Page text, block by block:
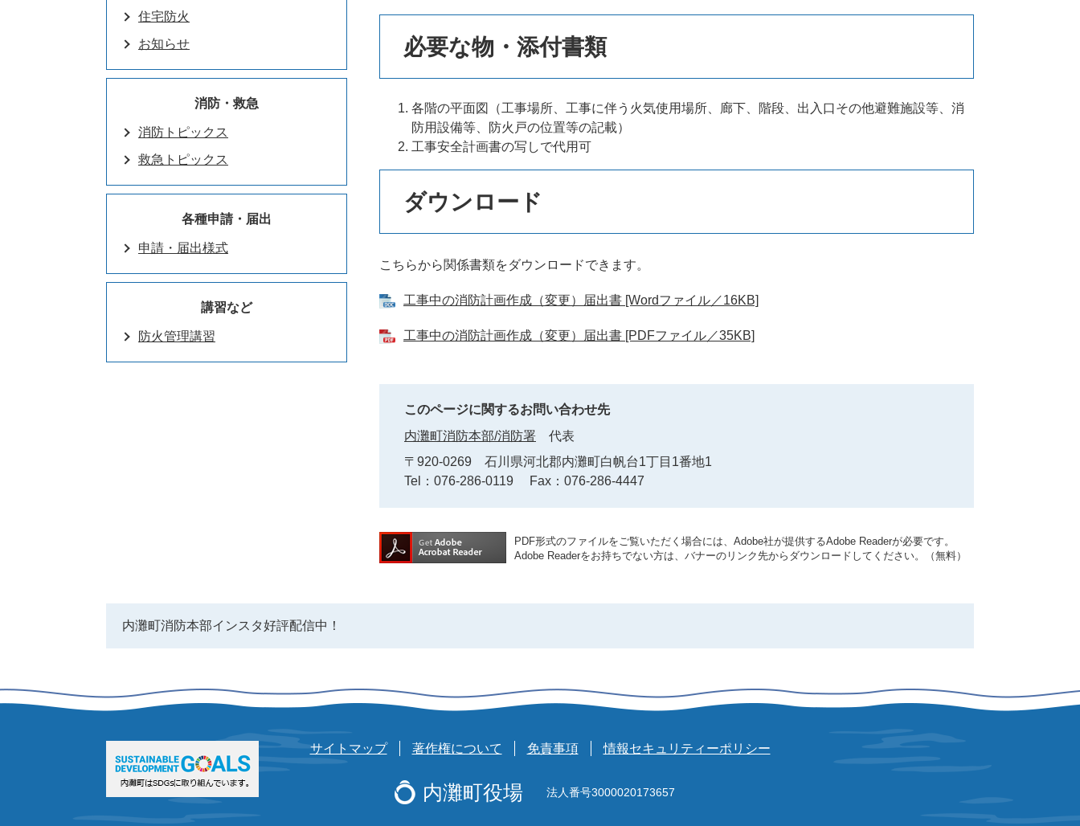
必要な物・添付書類
各階の平面図（工事場所、工事に伴う火気使用場所、廊下、階段、出入口その他避難施設等、消
防用設備等、防火戸の位置等の記載）
工事安全計画書の写しで代用可
ダウンロード
こちらから関係書類をダウンロードできます。
工事中の消防計画作成（変更）届出書 [Wordファイル／16KB]
工事中の消防計画作成（変更）届出書 [PDFファイル／35KB]
このページに関するお問い合わせ先
内灘町消防本部/消防署
代表
〒920-0269
石川県河北郡内灘町白帆台1丁目1番地1
Tel：076-286-0119
Fax：076-286-4447
PDF形式のファイルをご覧いただく場合には、Adobe社が提供するAdobe Readerが必要です。
Adobe Readerをお持ちでない方は、バナーのリンク先からダウンロードしてください。（無料）
住宅防火
お知らせ
消防・救急
消防トピックス
救急トピックス
各種申請・届出
申請・届出様式
講習など
防火管理講習
内灘町消防本部インスタ好評配信中！
サイトマップ 著作権について 免責事項 情報セキュリティーポリシー
内灘町役場 法人番号3000020173657